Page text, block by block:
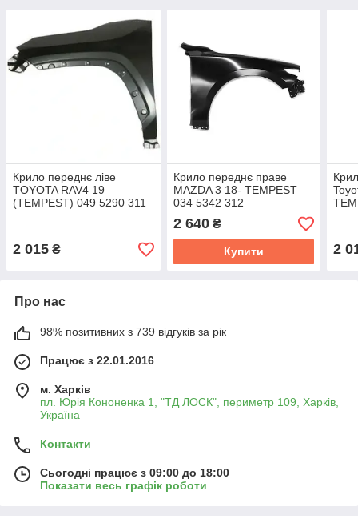
Крило переднє ліве
TOYOTA RAV4 19–
(TEMPEST) 049 5290 311
2 015 ₴
Крило переднє праве
MAZDA 3 18- TEMPEST
034 5342 312
2 640₴
Купити 2
Про нас
98% позитивних з 739 відгуків за рік
Працює з 22.01.2016
м. Харків
пл. Юрія Кононенка 1, "ТД ЛОСК", периметр 109, Харків,
Україна
Контакти
Сьогодні працює з 09:00 до 18:00
Показати весь графік роботи